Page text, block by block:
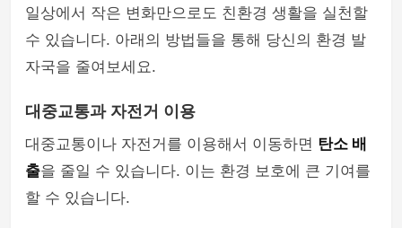
일상에서 작은 변화만으로도 친환경 생활을 실천할
수 있습니다. 아래의 방법들을 통해 당신의 환경 발
자국을 줄여보세요.
대중교통과 자전거 이용
대중교통이나 자전거를 이용해서 이동하면 탄소 배
출을 줄일 수 있습니다. 이는 환경 보호에 큰 기여를
할 수 있습니다.